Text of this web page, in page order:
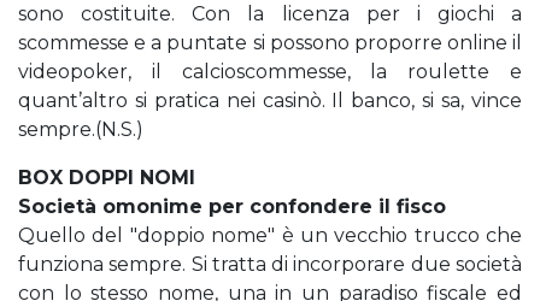
sono costituite. Con la licenza per i giochi a
scommesse e a puntate si possono proporre online il
videopoker, il calcioscommesse, la roulette e
quant’altro si pratica nei casinò. Il banco, si sa, vince
sempre.(N.S.)
BOX DOPPI NOMI
Società omonime per confondere il fisco
Quello del "doppio nome" è un vecchio trucco che
funziona sempre. Si tratta di incorporare due società
con lo stesso nome, una in un paradiso fiscale ed